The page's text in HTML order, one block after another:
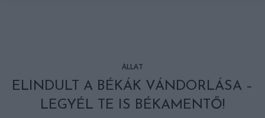
ÁLLAT
ELINDULT A BÉKÁK VÁNDORLÁSA –
LEGYÉL TE IS BÉKAMENTŐ!